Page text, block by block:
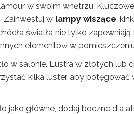
w swoim wnętrzu.
Zainwestuj w lampy wiszące ,
światła nie tylko
elementów w
w salonie. Lustra w złotych lub
kilka luster, aby potęgować
jako główne, dodaj boczne dla